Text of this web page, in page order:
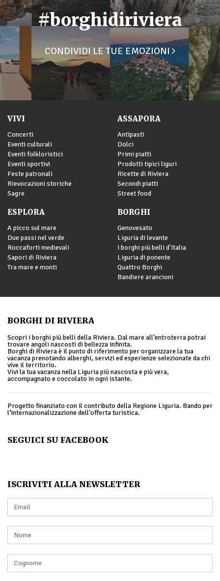
#borghidiriviera
CONDIVIDI LE TUE EMOZIONI
VIVI
Concerti
Eventi culturali
Eventi folkloristici
Eventi sportivi
Feste patronali
Rievocazioni storiche
Sagre
ASSAPORA
Antipasti
Dolci
Primi piatti
Prodotti tipici liguri
Ricette di Riviera
Secondi piatti
Street food
ESPLORA
A picco sul mare
Due passi nel verde
Roccaforti medievali
Sapori di Riviera
Tra mare e monti
BORGHI
Genovesato
Liguria di levante
I borghi più belli d'Italia
Liguria di ponente
Quattro Borghi
Bandiere arancioni
BORGHI DI RIVIERA
Scopri i borghi più belli della Riviera. Dal mare all’entroterra potrai
trovare angoli nascosti di bellezza infinita.
Borghi di Riviera è il punto di riferimento per organizzare la tua
vacanza prenotando alberghi, servizi ed esperienze selezionate da chi
vive il territorio.
Vivi la tua vacanza nella Liguria più nascosta e più vera,
accompagnato e coccolato in ogni istante.
Progetto finanziato con il contributo della Regione Liguria. Bando per
l’internazionalizzazione dell’offerta turistica.
SEGUICI SU FACEBOOK
ISCRIVITI ALLA NEWSLETTER